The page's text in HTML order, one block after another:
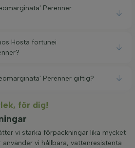
Perenner
Hosta fortunei
Perenner giftig?
för dig!
vi starka förpackningar lika mycket
vi hållbara, vattenresistenta